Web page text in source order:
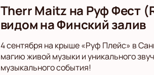
Therr Maitz на Руф Фест
видом на Финский залив
4 сентября на крыше «Руф Плейс» в
магию живой музыки и уникального
музыкального события!